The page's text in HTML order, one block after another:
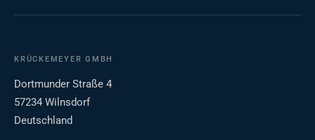
KRÜCKEMEYER GMBH
Dortmunder Straße 4
57234 Wilnsdorf
Deutschland